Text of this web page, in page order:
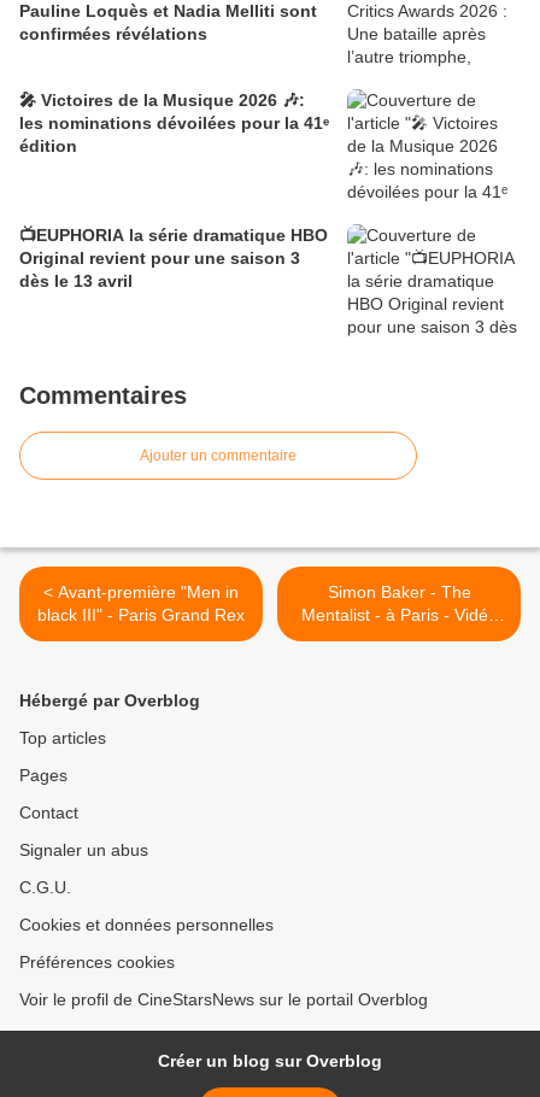
Pauline Loquès et Nadia Melliti sont
confirmées révélations
🎤 Victoires de la Musique 2026 🎶:
les nominations dévoilées pour la 41ᵉ
édition
📺EUPHORIA la série dramatique HBO
Original revient pour une saison 3
dès le 13 avril
Commentaires
Ajouter un commentaire
< Avant-première "Men in
black III" - Paris Grand Rex
Simon Baker - The
Mentalist - à Paris - Vidéo
Exclu CinéStarsNews >
Hébergé par Overblog
Top articles
Pages
Contact
Signaler un abus
C.G.U.
Cookies et données personnelles
Préférences cookies
Voir le profil de CineStarsNews sur le portail Overblog
Créer un blog sur Overblog